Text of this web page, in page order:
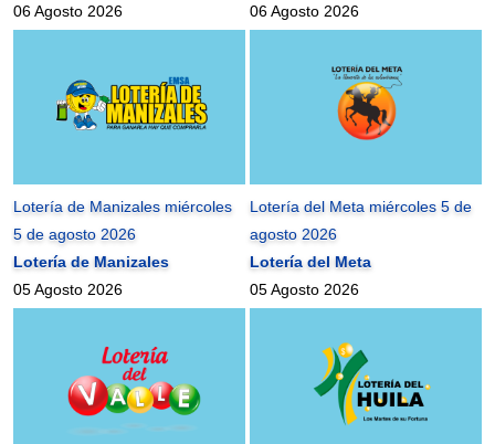
06 Agosto 2026
06 Agosto 2026
Lotería de Manizales miércoles
5 de agosto 2026
Lotería de Manizales
05 Agosto 2026
Lotería del Meta miércoles 5 de
agosto 2026
Lotería del Meta
05 Agosto 2026